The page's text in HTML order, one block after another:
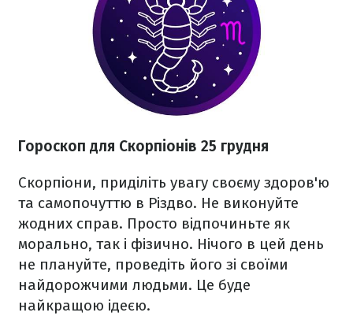
Гороскоп для Скорпіонів 25 грудня
Скорпіони, приділіть увагу своєму здоров'ю
та самопочуттю в Різдво. Не виконуйте
жодних справ. Просто відпочиньте як
морально, так і фізично. Нічого в цей день
не плануйте, проведіть його зі своїми
найдорожчими людьми. Це буде
найкращою ідеєю.